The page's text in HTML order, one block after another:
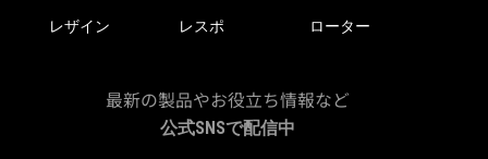
レザイン レスポ ローター
最新の製品やお役立ち情報など
公式SNSで配信中